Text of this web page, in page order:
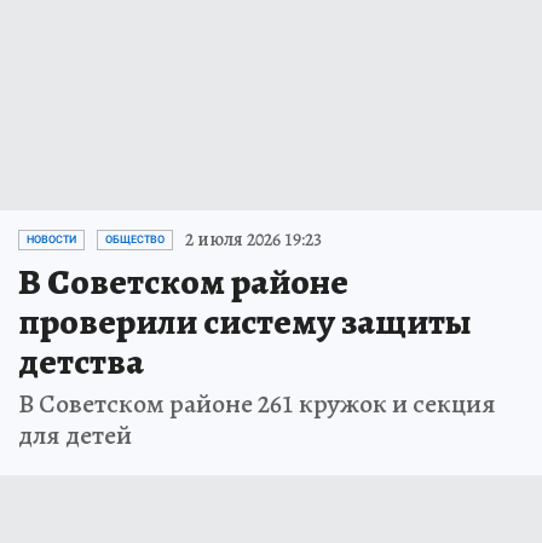
НОВОСТИ ОБЩЕСТВО 2 июля 2026 19:23
В Советском районе
проверили систему защиты
детства
В Советском районе 261 кружок и секция
для детей